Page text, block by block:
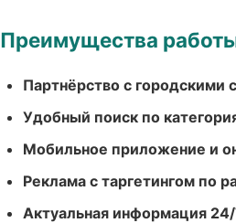
Преимущества
Партнёрство с городскими
Удобный поиск по
Мобильное приложение и
Реклама с таргетингом по
Актуальная информация